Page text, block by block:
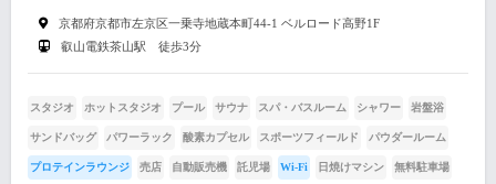
京都府京都市左京区一乗寺地蔵本町44-1 ベルロード高野1F
叡山電鉄茶山駅 徒歩3分
スタジオ ホットスタジオ プール サウナ スパ・バスルーム シャワー 岩盤浴
サンドバッグ パワーラック 酸素カプセル スポーツフィールド パウダールーム
プロテインラウンジ 売店 自動販売機 託児場 Wi-Fi 日焼けマシン 無料駐車場